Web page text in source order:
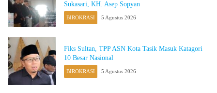
Sukasari, KH. Asep Sopyan
BIROKRASI 5 Agustus 2026
Fiks Sultan, TPP ASN Kota Tasik Masuk Katagori
10 Besar Nasional
BIROKRASI 5 Agustus 2026